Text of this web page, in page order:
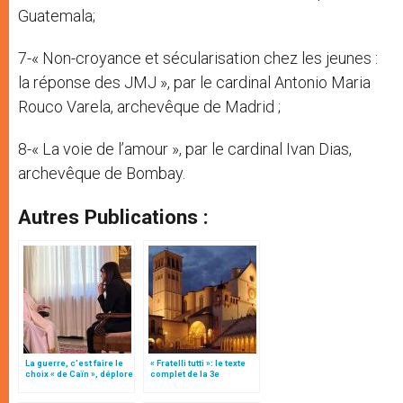
Guatemala;
7-« Non-croyance et sécularisation chez les jeunes :
la réponse des JMJ », par le cardinal Antonio Maria
Rouco Varela, archevêque de Madrid ;
8-« La voie de l’amour », par le cardinal Ivan Dias,
archevêque de Bombay.
Autres Publications :
La guerre, c’est faire le
choix « de Caïn », déplore
« Fratelli tutti »: le texte
complet de la 3e